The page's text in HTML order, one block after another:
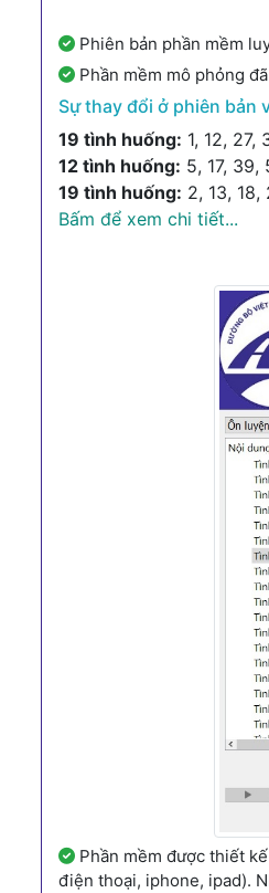
Phiên bản phần mềm
Phần mềm mô phỏng
Sự thay đổi ở phiên bản
19 tình huống: 1, 12, 27,
12 tình huống: 5, 17, 39,
19 tình huống: 2, 13, 18,
Bấm để xem chi tiết...
Phần mềm được thiết
điện thoại, iphone, ipad).